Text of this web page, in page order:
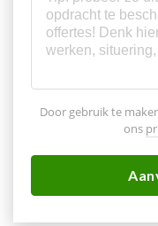
Door gebruik te
ons